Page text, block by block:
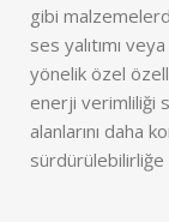
gibi
ses yalıtımı
yönelik özel
enerji verimliliği
alanlarını daha
sürdürülebilirliğe